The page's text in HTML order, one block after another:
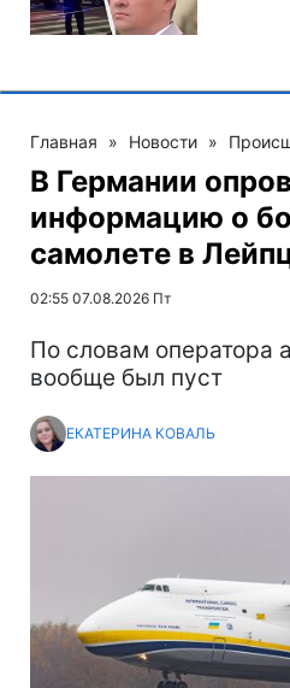
Главная » Новости »
В Германии
информацию о
самолете в
02:55 07.08.2026 Пт
По словам оператора
вообще был пуст
ЕКАТЕРИНА КОВАЛЬ